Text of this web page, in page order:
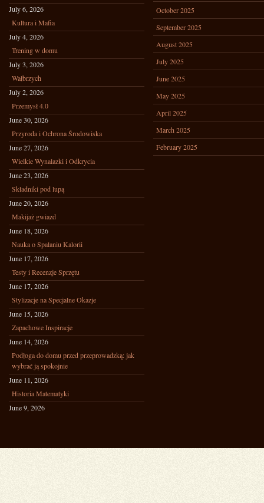
July 6, 2026
Kultura i Mafia
July 4, 2026
Trening w domu
July 3, 2026
Wałbrzych
July 2, 2026
Przemysł 4.0
June 30, 2026
Przyroda i Ochrona Środowiska
June 27, 2026
Wielkie Wynalazki i Odkrycia
June 23, 2026
Składniki pod lupą
June 20, 2026
Makijaż gwiazd
June 18, 2026
Nauka o Spalaniu Kalorii
June 17, 2026
Testy i Recenzje Sprzętu
June 17, 2026
Stylizacje na Specjalne Okazje
June 15, 2026
Zapachowe Inspiracje
June 14, 2026
Podłoga do domu przed przeprowadzką: jak
wybrać ją spokojnie
June 11, 2026
Historia Matematyki
June 9, 2026
October 2025
September 2025
August 2025
July 2025
June 2025
May 2025
April 2025
March 2025
February 2025